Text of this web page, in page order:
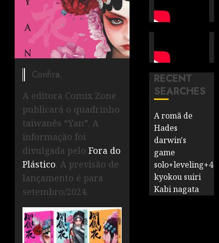
Confira.
A editora Comix Zone
publicará o quadrinho
taiwanês “Yan”. A
informação foi
divulgada pelo Fora do
Plástico. A previsão de
lançamento é para
setembro/2024.
RECENT
SEARCHES
A romã de
Hades
darwin's
game
solo+leveling+4
kyokou suiri
Kabi nagata